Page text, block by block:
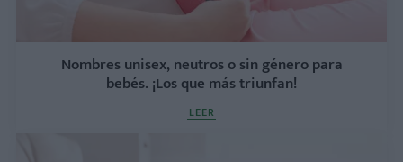
Nombres unisex, neutros o sin género para
bebés. ¡Los que más triunfan!
LEER